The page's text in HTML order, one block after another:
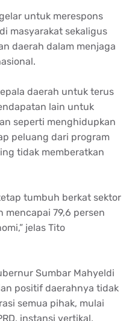
untuk merespons
masyarakat sekaligus
daerah dalam menjaga
daerah untuk terus
lain untuk
seperti menghidupkan
peluang dari program
tidak memberatkan
tumbuh berkat sektor
mencapai 79,6 persen
jelas Tito
Sumbar Mahyeldi
positif daerahnya tidak
semua pihak, mulai
instansi vertikal,